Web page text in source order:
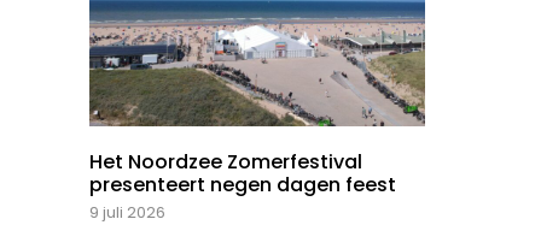
Het Noordzee Zomerfestival
presenteert negen dagen feest
9 juli 2026